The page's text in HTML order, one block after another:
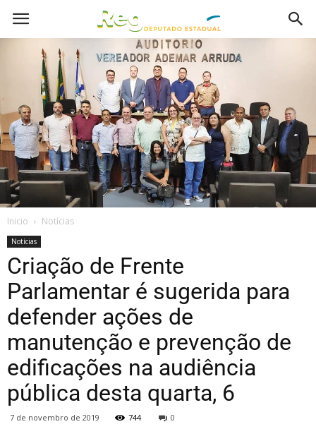
Inicio Notícias
Notícias
Criação de Frente
Parlamentar é sugerida para
defender ações de
manutenção e prevenção de
edificações na audiência
pública desta quarta, 6
7 de novembro de 2019 744 0